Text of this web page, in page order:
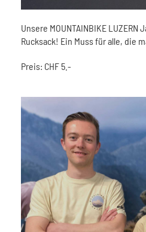
Unsere MOUNTAINBIKE
Rucksack! Ein Muss für alle, die
Preis: CHF 5.-